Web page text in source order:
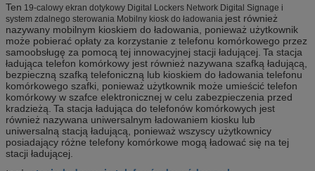
19-calowy ekran
dotykowy
Spraw, by mobilne urządzenia Winnsen ładowały
się w kiosku
Komputer
Stabilny przemysłowy system komputerowy,
redukuj konserwację do minimum
Stalowy korpus
Wysokiej jakości stalowy korpus, stojak z
długotrwałym użytkowaniem, kolor można
dostosować
Opcje sprzętowe Akceptor banknotów, odbiorca banknotów, czytnik
kart, czytnik linii papilarnych, skaner kodów
Ten 19-calowy ekran dotykowy Digital Lockers Network Digital Signage i
system zdalnego sterowania Mobilny kiosk do ładowania jest również
nazywany mobilnym kioskiem do ładowania, ponieważ użytkownik
może pobierać opłaty za korzystanie z telefonu komórkowego przez
samoobsługę za pomocą tej innowacyjnej stacji ładującej. Ta stacja
ładująca telefon komórkowy jest również nazywana szafką ładującą,
bezpieczną szafką telefoniczną lub kioskiem do ładowania telefonu
komórkowego szafki, ponieważ użytkownik może umieścić telefon
komórkowy w szafce elektronicznej w celu zabezpieczenia przed
kradzieżą. Ta stacja ładująca do telefonów komórkowych jest
również nazywana uniwersalnym ładowaniem kiosku lub
uniwersalną stacją ładującą, ponieważ wszyscy użytkownicy
posiadający różne telefony komórkowe mogą ładować się na tej
stacji ładującej.